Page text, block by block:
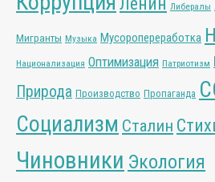
Либералы
Мигранты Музыка Мусоропереработка
Национализация Оптимизация Патриотизм
Природа Производство Пропаганда
Социализм Сталин
Чиновники Экология